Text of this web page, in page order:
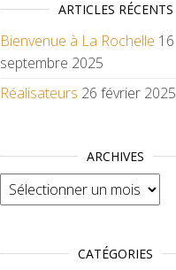
ARTICLES RÉCENTS
Bienvenue à La Rochelle 16
septembre 2025
Réalisateurs 26 février 2025
ARCHIVES
Archives
CATÉGORIES